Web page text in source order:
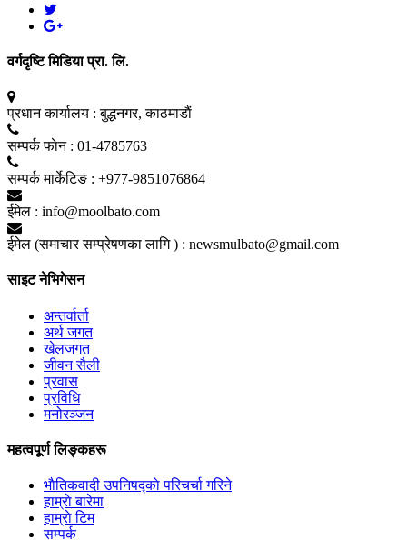
वर्गदृष्टि मिडिया प्रा. लि.
प्रधान कार्यालय : बुद्धनगर, काठमाडाैं
सम्पर्क फाेन : 01-4785763
सम्पर्क मार्केटिङ : +977-9851076864
ईमेल : info@moolbato.com
ईमेल (समाचार सम्प्रेषणका लागि ) : newsmulbato@gmail.com
साइट नेभिगेसन
अन्तर्वार्ता
अर्थ जगत
खेलजगत
जीवन सैली
प्रवास
प्रविधि
मनोरञ्जन
महत्वपूर्ण लिङ्कहरू
भाैतिकवादी उपनिषद्काे परिचर्चा गरिने
हाम्राे बारेमा
हाम्राे टिम
सम्पर्क